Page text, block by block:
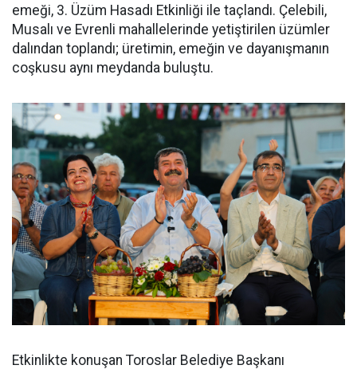
emeği, 3. Üzüm Hasadı Etkinliği ile taçlandı. Çelebili,
Musalı ve Evrenli mahallelerinde yetiştirilen üzümler
dalından toplandı; üretimin, emeğin ve dayanışmanın
coşkusu aynı meydanda buluştu.
Etkinlikte konuşan Toroslar Belediye Başkanı